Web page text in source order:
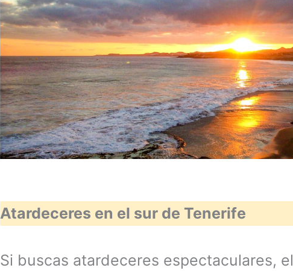
Atardeceres en el sur de Tenerife
Si buscas atardeceres espectaculares, el